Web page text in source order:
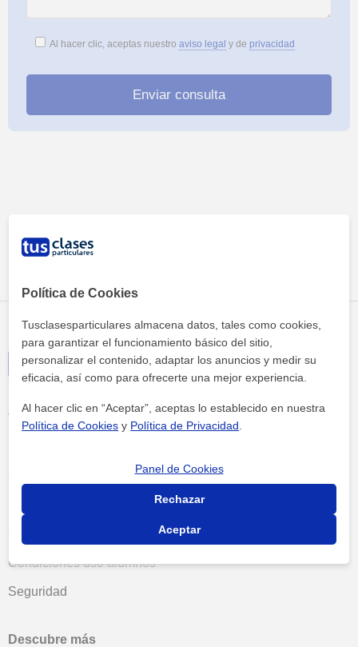
Al hacer clic, aceptas nuestro aviso legal y de privacidad
Términos y condiciones
Configuración de Cookies
Condiciones uso profesores
Condiciones uso alumnos
Seguridad
Descubre más
Política de Cookies
Tusclasesparticulares almacena datos, tales como cookies,
para garantizar el funcionamiento básico del sitio,
personalizar el contenido, adaptar los anuncios y medir su
eficacia, así como para ofrecerte una mejor experiencia.
Al hacer clic en “Aceptar”, aceptas lo establecido en nuestra
Política de Cookies y Política de Privacidad
Panel de Cookies
Rechazar
Aceptar